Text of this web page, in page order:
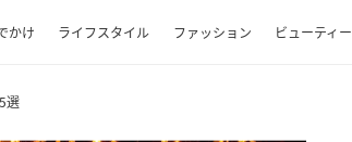
かけ ライフスタイル ファッション ビューティー
選